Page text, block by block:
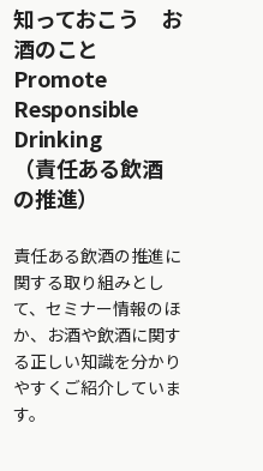
知っておこう お
酒のこと
Promote
Responsible
Drinking
（責任ある飲酒
の推進）
責任ある飲酒の推進に
関する取り組みとし
て、セミナー情報のほ
か、お酒や飲酒に関す
る正しい知識を分かり
やすくご紹介していま
す。